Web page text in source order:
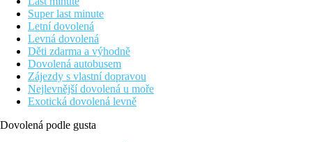
Super last minute
Letní dovolená
Levná dovolená
Děti zdarma a výhodně
Dovolená autobusem
Zájezdy s vlastní dopravou
Nejlevnější dovolená u moře
Exotická dovolená levně
Dovolená podle gusta